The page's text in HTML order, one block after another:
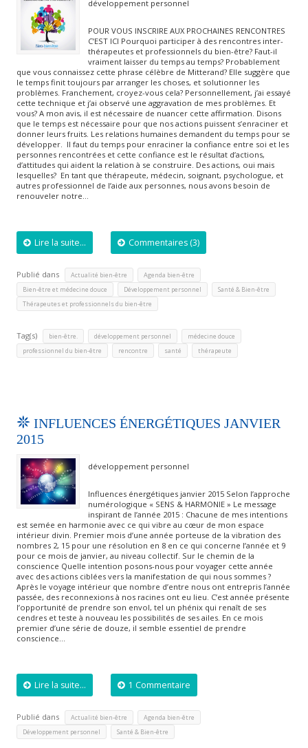
développement personnel
POUR VOUS INSCRIRE AUX PROCHAINES RENCONTRES
C’EST ICI Pourquoi participer à des rencontres inter-
thérapeutes et professionnels du bien-être? Faut-il
vraiment laisser du temps au temps? Probablement
que vous connaissez cette phrase célèbre de Mitterand? Elle suggère que
le temps finit toujours par arranger les choses, et solutionner les
problèmes. Franchement, croyez-vous cela? Personnellement, j’ai essayé
cette technique et j’ai observé une aggravation de mes problèmes. Et
vous? A mon avis, il est nécessaire de nuancer cette affirmation. Disons
que le temps est nécessaire pour que nos actions puissent s’enraciner et
donner leurs fruits. Les relations humaines demandent du temps pour se
développer. Il faut du temps pour enraciner la confiance entre soi et les
personnes rencontrées et cette confiance est le résultat d’actions,
d’attitudes qui aident la relation à se construire. Des actions, oui mais
lesquelles? En tant que thérapeute, médecin, soignant, psychologue, et
autres professionnel de l’aide aux personnes, nous avons besoin de
renouveler notre…
Lire la suite... Commentaires (3)
Publié dans Actualité bien-être Agenda bien-être
Bien-être et médecine douce Développement personnel Santé & Bien-être
Thérapeutes et professionnels du bien-être
Tag(s) bien-être. développement personnel médecine douce
professionnel du bien-être rencontre santé thérapeute
INFLUENCES ÉNERGÉTIQUES JANVIER
2015
développement personnel
Influences énergétiques janvier 2015 Selon l’approche
numérologique « SENS & HARMONIE » Le message
inspirant de l’année 2015 : Chacune de mes intentions
est semée en harmonie avec ce qui vibre au cœur de mon espace
intérieur divin. Premier mois d’une année porteuse de la vibration des
nombres 2, 15 pour une résolution en 8 en ce qui concerne l’année et 9
pour ce mois de janvier, au niveau collectif. Sur le chemin de la
conscience Quelle intention posons-nous pour voyager cette année
avec des actions ciblées vers la manifestation de qui nous sommes ?
Après le voyage intérieur que nombre d’entre nous ont entrepris l’année
passée, des reconnexions à nos racines ont eu lieu. C’est année présente
l’opportunité de prendre son envol, tel un phénix qui renaît de ses
cendres et teste à nouveau les possibilités de ses ailes. En ce mois
premier d’une série de douze, il semble essentiel de prendre
conscience…
Lire la suite... 1 Commentaire
Publié dans Actualité bien-être Agenda bien-être
Développement personnel Santé & Bien-être